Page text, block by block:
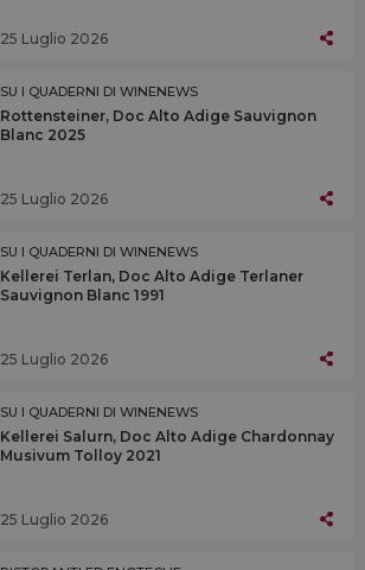
25 Luglio 2026
SU I QUADERNI DI WINENEWS
Rottensteiner, Doc Alto Adige Sauvignon
Blanc 2025
25 Luglio 2026
SU I QUADERNI DI WINENEWS
Kellerei Terlan, Doc Alto Adige Terlaner
Sauvignon Blanc 1991
25 Luglio 2026
SU I QUADERNI DI WINENEWS
Kellerei Salurn, Doc Alto Adige Chardonnay
Musivum Tolloy 2021
25 Luglio 2026